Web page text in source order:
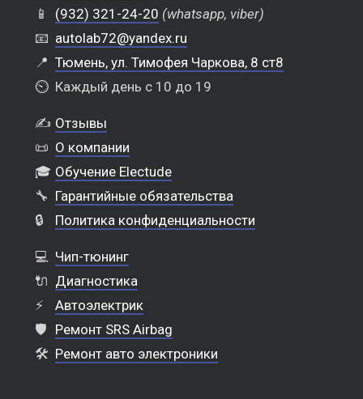
📱
(932) 321-24-20 (whatsapp, viber)
📧 autolab72@yandex.ru
📍 Тюмень, ул. Тимофея Чаркова, 8 ст8
⏲️ Каждый день с 10 до 19
✍️ Отзывы
📜 О компании
🎓 Обучение Electude
🔧 Гарантийные обязательства
🔒
Политика конфиденциальности
💻 Чип-тюнинг
🔌 Диагностика
⚡
Автоэлектрик
🛡️ Ремонт SRS Airbag
🛠️ Ремонт авто электроники